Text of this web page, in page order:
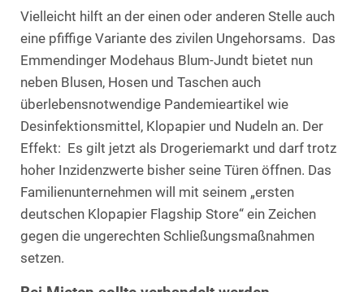
Vielleicht hilft an der einen oder anderen Stelle auch
eine pfiffige Variante des zivilen Ungehorsams. Das
Emmendinger Modehaus Blum-Jundt bietet nun
neben Blusen, Hosen und Taschen auch
überlebensnotwendige Pandemieartikel wie
Desinfektionsmittel, Klopapier und Nudeln an. Der
Effekt: Es gilt jetzt als Drogeriemarkt und darf trotz
hoher Inzidenzwerte bisher seine Türen öffnen. Das
Familienunternehmen will mit seinem „ersten
deutschen Klopapier Flagship Store“ ein Zeichen
gegen die ungerechten Schließungsmaßnahmen
setzen.